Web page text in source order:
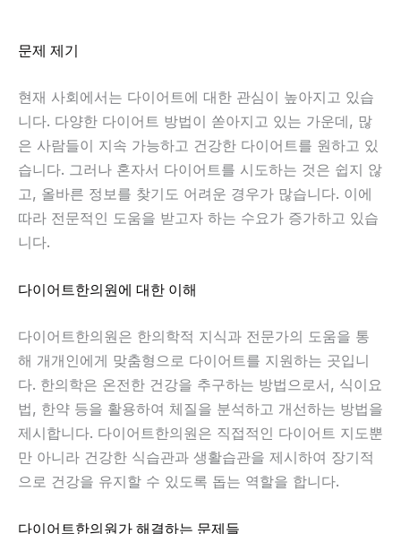
문제 제기
현재 사회에서는 다이어트에 대한 관심이 높아지고 있습
니다. 다양한 다이어트 방법이 쏟아지고 있는 가운데, 많
은 사람들이 지속 가능하고 건강한 다이어트를 원하고 있
습니다. 그러나 혼자서 다이어트를 시도하는 것은 쉽지 않
고, 올바른 정보를 찾기도 어려운 경우가 많습니다. 이에
따라 전문적인 도움을 받고자 하는 수요가 증가하고 있습
니다.
다이어트한의원에 대한 이해
다이어트한의원은 한의학적 지식과 전문가의 도움을 통
해 개개인에게 맞춤형으로 다이어트를 지원하는 곳입니
다. 한의학은 온전한 건강을 추구하는 방법으로서, 식이요
법, 한약 등을 활용하여 체질을 분석하고 개선하는 방법을
제시합니다. 다이어트한의원은 직접적인 다이어트 지도뿐
만 아니라 건강한 식습관과 생활습관을 제시하여 장기적
으로 건강을 유지할 수 있도록 돕는 역할을 합니다.
다이어트한의원가 해결하는 문제들